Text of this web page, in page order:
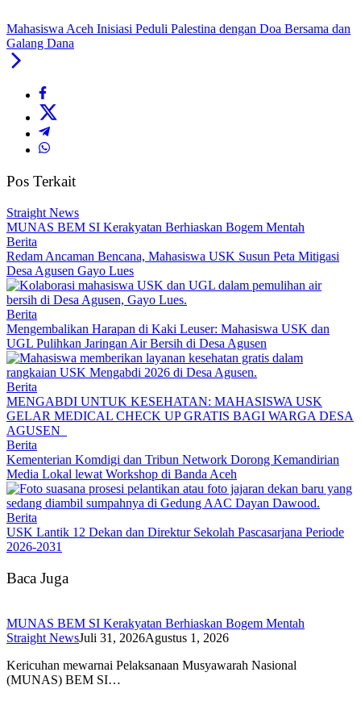
Mahasiswa Aceh Inisiasi Peduli Palestina dengan Doa Bersama dan
Galang Dana
Pos Terkait
Straight News
MUNAS BEM SI Kerakyatan Berhiaskan Bogem Mentah
Berita
Redam Ancaman Bencana, Mahasiswa USK Susun Peta Mitigasi
Desa Agusen Gayo Lues
Berita
Mengembalikan Harapan di Kaki Leuser: Mahasiswa USK dan
UGL Pulihkan Jaringan Air Bersih di Desa Agusen
Berita
MENGABDI UNTUK KESEHATAN: MAHASISWA USK
GELAR MEDICAL CHECK UP GRATIS BAGI WARGA DESA
AGUSEN
Berita
Kementerian Komdigi dan Tribun Network Dorong Kemandirian
Media Lokal lewat Workshop di Banda Aceh
Berita
USK Lantik 12 Dekan dan Direktur Sekolah Pascasarjana Periode
2026-2031
Baca Juga
MUNAS BEM SI Kerakyatan Berhiaskan Bogem Mentah
Straight NewsJuli 31, 2026Agustus 1, 2026
Kericuhan mewarnai Pelaksanaan Musyawarah Nasional
(MUNAS) BEM SI…